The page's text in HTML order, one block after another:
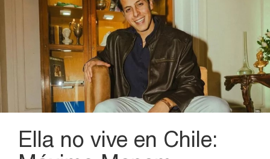
Ella no vive en Chile: